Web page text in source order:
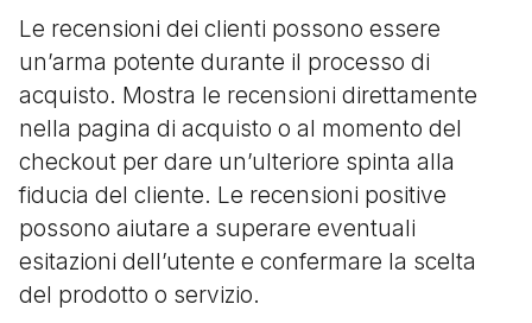
Le recensioni dei clienti possono essere
un’arma potente durante il processo di
acquisto. Mostra le recensioni direttamente
nella pagina di acquisto o al momento del
checkout per dare un’ulteriore spinta alla
fiducia del cliente. Le recensioni positive
possono aiutare a superare eventuali
esitazioni dell’utente e confermare la scelta
del prodotto o servizio.